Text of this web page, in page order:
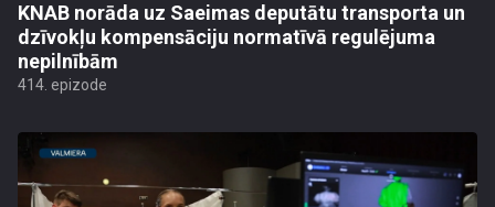
KNAB norāda uz Saeimas deputātu transporta un
dzīvokļu kompensāciju normatīvā regulējuma
nepilnībām
414. epizode